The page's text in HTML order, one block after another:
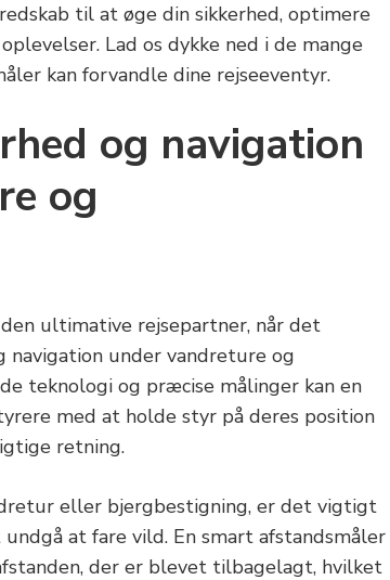
til at øge din sikkerhed, optimere
Lad os dykke ned i de mange
kan forvandle dine rejseeventyr.
og navigation
og
ultimative rejsepartner, når det
under vandreture og
teknologi og præcise målinger kan en
med at holde styr på deres position
retning.
eller bjergbestigning, er det vigtigt
at fare vild. En smart afstandsmåler
der er blevet tilbagelagt, hvilket